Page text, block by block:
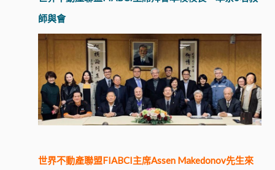
師與會
世界不動產聯盟FIABCI主席Assen Makedonov先生來